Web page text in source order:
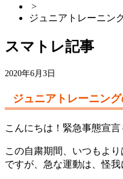
>
ジュニアトレーニン
スマトレ記事
2020年6月3日
ジュニアトレーニン
こんにちは！緊急事態宣
この自粛期間、いつもよ
ですが、急な運動は、怪